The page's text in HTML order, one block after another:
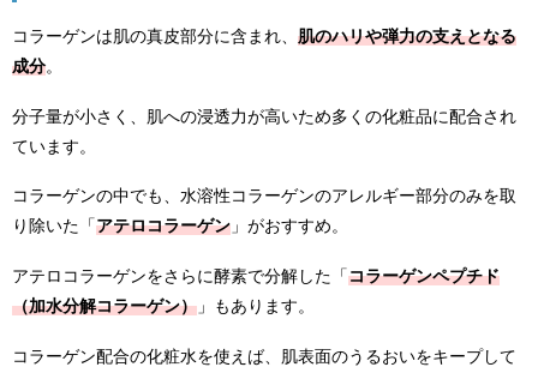
コラーゲンは肌の真皮部分に含まれ、 肌のハリや弾力の支えとなる
成分。
分子量が小さく、肌への浸透力が高いため多くの化粧品に配合され
ています。
コラーゲンの中でも、水溶性コラーゲンのアレルギー部分のみを取
り除いた「アテロコラーゲン 」がおすすめ。
アテロコラーゲンをさらに酵素で分解した「コラーゲンペプチド
（加水分解コラーゲン） 」もあります。
コラーゲン配合の化粧水を使えば、肌表面のうるおいをキープして